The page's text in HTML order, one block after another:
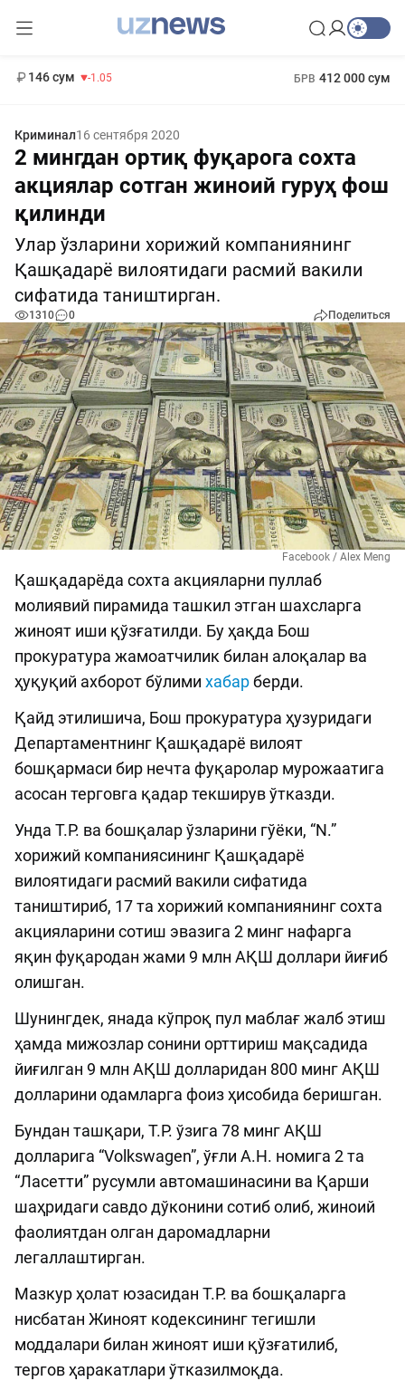
146 сум -1.05 БРВ 412 000 сум
Криминал16 сентября 2020
2 мингдан ортиқ фуқарога сохта
акциялар сотган жиноий гуруҳ фош
қилинди
Улар ўзларини хорижий компаниянинг
Қашқадарё вилоятидаги расмий вакили
сифатида таништирган.
1310 0 Поделиться
Facebook / Alex Meng
Қашқадарёда сохта акцияларни пуллаб
молиявий пирамида ташкил этган шахсларга
жиноят иши қўзғатилди. Бу ҳақда Бош
прокуратура жамоатчилик билан алоқалар ва
ҳуқуқий ахборот бўлими хабарберди.
Қайд этилишича, Бош прокуратура ҳузуридаги
Департаментнинг Қашқадарё вилоят
бошқармаси бир нечта фуқаролар мурожаатига
асосан терговга қадар текширув ўтказди.
Унда Т.Р. ва бошқалар ўзларини гўёки, “N.”
хорижий компаниясининг Қашқадарё
вилоятидаги расмий вакили сифатида
таништириб, 17 та хорижий компаниянинг сохта
акцияларини сотиш эвазига 2 минг нафарга
яқин фуқародан жами 9 млн АҚШ доллари йиғиб
олишган.
Шунингдек, янада кўпроқ пул маблағ жалб этиш
ҳамда мижозлар сонини орттириш мақсадида
йиғилган 9 млн АҚШ долларидан 800 минг АҚШ
долларини одамларга фоиз ҳисобида беришган.
Бундан ташқари, Т.Р. ўзига 78 минг АҚШ
долларига “Volkswagen”, ўғли А.Н. номига 2 та
“Ласетти” русумли автомашинасини ва Қарши
шаҳридаги савдо дўконини сотиб олиб, жиноий
фаолиятдан олган даромадларни
легаллаштирган.
Мазкур ҳолат юзасидан Т.Р. ва бошқаларга
нисбатан Жиноят кодексининг тегишли
моддалари билан жиноят иши қўзғатилиб,
тергов ҳаракатлари ўтказилмоқда.